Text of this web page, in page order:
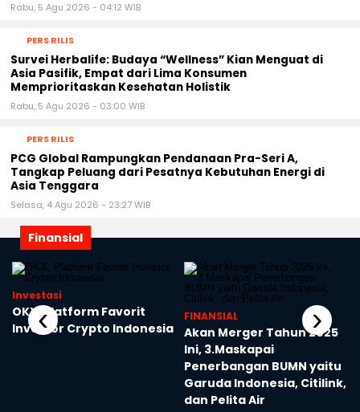
Rabu, 5 Agu 2026 - 04:12 WIB
PERS RILIS
Survei Herbalife: Budaya “Wellness” Kian Menguat di
Asia Pasifik, Empat dari Lima Konsumen
Memprioritaskan Kesehatan Holistik
Rabu, 5 Agu 2026 - 03:00 WIB
PERS RILIS
PCG Global Rampungkan Pendanaan Pra-Seri A,
Tangkap Peluang dari Pesatnya Kebutuhan Energi di
Asia Tenggara
Selasa, 4 Agu 2026 - 23:27 WIB
Finansial
Investasi
OKX, Platform Favorit
Investor Crypto Indonesia
FINANSIAL
Akan Merger Tahun 2025
Ini, 3.Maskapai
Penerbangan BUMN yaitu
Garuda Indonesia, Citilink,
dan Pelita Air
‹ ›